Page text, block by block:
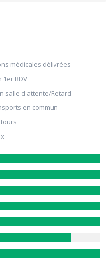
médicales délivrées
RDV
salle d'attente/Retard
en commun